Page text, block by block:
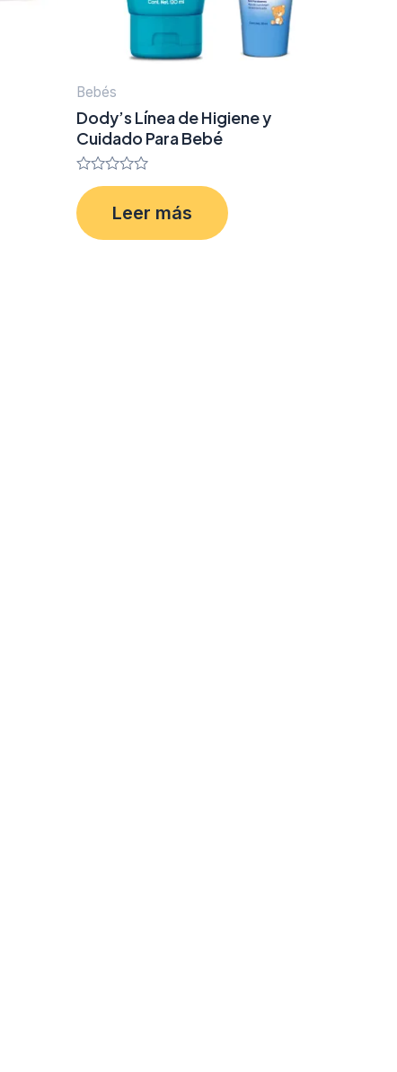
Bebés
Dody’s Línea de Higiene y
Cuidado Para Bebé
Valorado
en
0
de
Leer más